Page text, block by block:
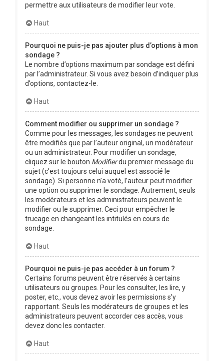
permettre aux utilisateurs de modifier leur vote.
Haut
Pourquoi ne puis-je pas ajouter plus d’options à mon
sondage ?
Le nombre d’options maximum par sondage est défini
par l’administrateur. Si vous avez besoin d’indiquer plus
d’options, contactez-le.
Haut
Comment modifier ou supprimer un sondage ?
Comme pour les messages, les sondages ne peuvent
être modifiés que par l’auteur original, un modérateur
ou un administrateur. Pour modifier un sondage,
cliquez sur le bouton Modifierdu premier message du
sujet (c’est toujours celui auquel est associé le
sondage). Si personne n’a voté, l’auteur peut modifier
une option ou supprimer le sondage. Autrement, seuls
les modérateurs et les administrateurs peuvent le
modifier ou le supprimer. Ceci pour empêcher le
trucage en changeant les intitulés en cours de
sondage.
Haut
Pourquoi ne puis-je pas accéder à un forum ?
Certains forums peuvent être réservés à certains
utilisateurs ou groupes. Pour les consulter, les lire, y
poster, etc., vous devez avoir les permissions s’y
rapportant. Seuls les modérateurs de groupes et les
administrateurs peuvent accorder ces accès, vous
devez donc les contacter.
Haut